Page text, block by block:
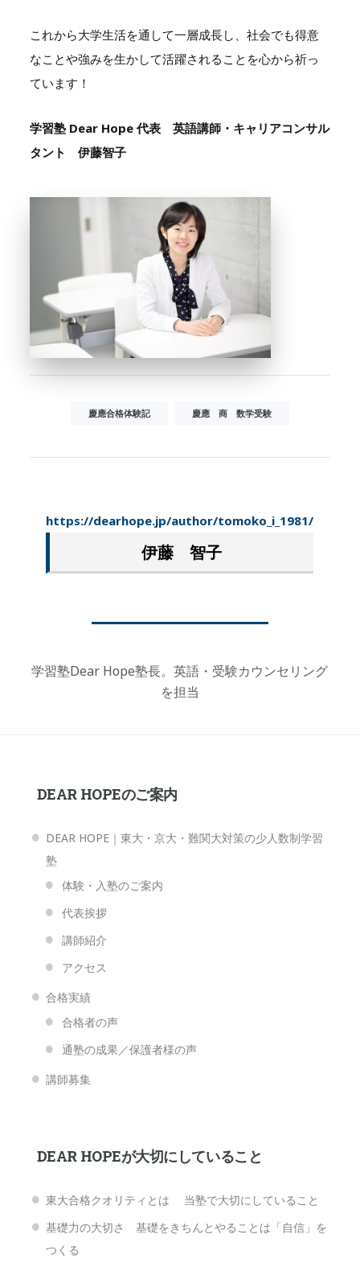
これから大学生活を通して一層成長し、社会でも得意
なことや強みを生かして活躍されることを心から祈っ
ています！
学習塾 Dear Hope 代表 英語講師・キャリアコンサル
タント 伊藤智子
慶應合格体験記 慶應 商 数学受験
https://dearhope.jp/author/tomoko_i_1981/
伊藤 智子
学習塾Dear Hope塾長。英語・受験カウンセリング
を担当
DEAR HOPEのご案内
DEAR HOPE｜東大・京大・難関大対策の少人数制学習
塾
体験・入塾のご案内
代表挨拶
講師紹介
アクセス
合格実績
合格者の声
通塾の成果／保護者様の声
講師募集
DEAR HOPEが大切にしていること
東大合格クオリティとは 当塾で大切にしていること
基礎力の大切さ 基礎をきちんとやることは「自信」を
つくる